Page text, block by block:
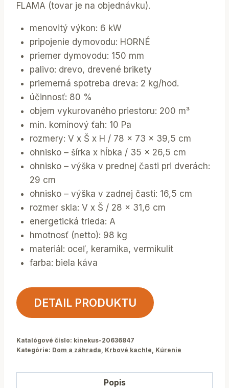
FLAMA (tovar je na objednávku).
menovitý výkon: 6 kW
pripojenie dymovodu: HORNÉ
priemer dymovodu: 150 mm
palivo: drevo, drevené brikety
priemerná spotreba dreva: 2 kg/hod.
účinnosť: 80 %
objem vykurovaného priestoru: 200 m³
min. komínový ťah: 10 Pa
rozmery: V x Š x H / 78 x 73 x 39,5 cm
ohnisko – šírka x hĺbka / 35 x 26,5 cm
ohnisko – výška v prednej časti pri dverách:
29 cm
ohnisko – výška v zadnej časti: 16,5 cm
rozmer skla: V x Š / 28 x 31,6 cm
energetická trieda: A
hmotnosť (netto): 98 kg
materiál: oceľ, keramika, vermikulit
farba: biela káva
DETAIL PRODUKTU
Katalógové číslo: kinekus-20636847
Kategórie: Dom a záhrada, Krbové kachle, Kúrenie
Popis